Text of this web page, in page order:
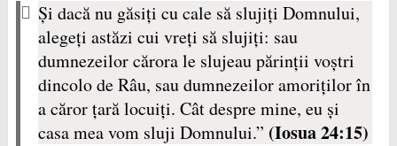
Şi dacă nu găsiţi cu cale să slujiţi Domnului,
alegeţi astăzi cui vreţi să slujiţi: sau
dumnezeilor cărora le slujeau părinţii voştri
dincolo de Râu, sau dumnezeilor amoriţilor în
a căror ţară locuiţi. Cât despre mine, eu şi
casa mea vom sluji Domnului.” (Iosua 24:15)